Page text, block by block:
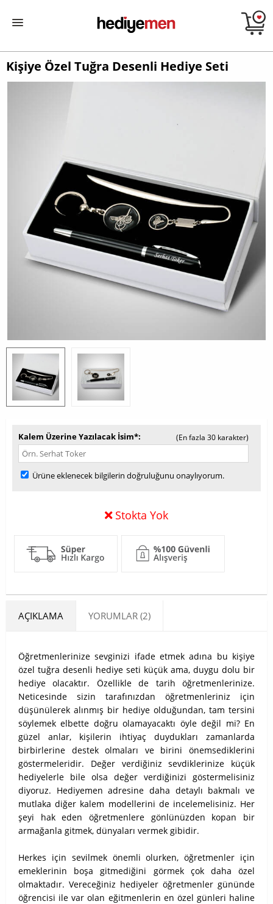
Kişiye Özel Tuğra Desenli Hediye Seti
Kalem Üzerine Yazılacak İsim* (En fazla 30 karakter)
Ürüne eklenecek bilgilerin doğruluğunu onaylıyorum.
Stokta Yok
AÇIKLAMA YORUMLAR (2)
​Öğretmenlerinize sevginizi ifade etmek adına bu kişiye
özel tuğra desenli hediye seti küçük ama, duygu dolu bir
hediye olacaktır. Özellikle de tarih öğretmenlerinize.
Neticesinde sizin tarafınızdan öğretmenleriniz için
düşünülerek alınmış bir hediye olduğundan, tam tersini
söylemek elbette doğru olamayacaktı öyle değil mi? En
güzel anlar, kişilerin ihtiyaç duydukları zamanlarda
birbirlerine destek olmaları ve birini önemsediklerini
göstermeleridir. Değer verdiğiniz sevdiklerinize küçük
hediyelerle bile olsa değer verdiğinizi göstermelisiniz
diyoruz. Hediyemen adresine daha detaylı bakmalı ve
mutlaka diğer kalem modellerini de incelemelisiniz. Her
şeyi hak eden öğretmenlere gönlünüzden kopan bir
armağanla gitmek, dünyaları vermek gibidir.
Herkes için sevilmek önemli olurken, öğretmenler için
emeklerinin boşa gitmediğini görmek çok daha özel
olmaktadır. Vereceğiniz hediyeler öğretmenler gününde
öğrencisi ile var olan eğitmenlerin en özel günleri haline